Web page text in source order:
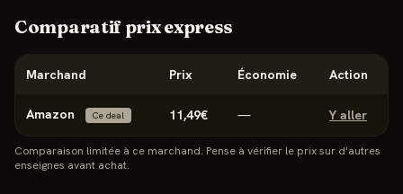
Comparatif prix express
Marchand Prix Économie Action
Amazon Ce deal 11,49€ — Y aller
Comparaison limitée à ce marchand. Pense à vérifier le prix sur d'autres
enseignes avant achat.